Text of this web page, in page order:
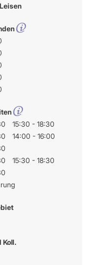
15:30 - 18:30
14:00 - 16:00
15:30 - 18:30
Koll.